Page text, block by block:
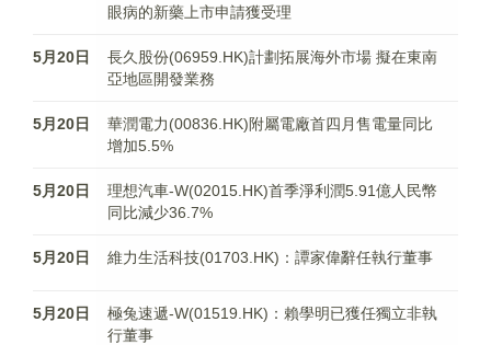
眼病的新藥上市申請獲受理
5月20日
長久股份(06959.HK)計劃拓展海外市場 擬在東南
亞地區開發業務
5月20日
華潤電力(00836.HK)附屬電廠首四月售電量同比
增加5.5%
5月20日
理想汽車-W(02015.HK)首季淨利潤5.91億人民幣
同比減少36.7%
5月20日 維力生活科技(01703.HK)：譚家偉辭任執行董事
5月20日
極兔速遞-W(01519.HK)：賴學明已獲任獨立非執
行董事